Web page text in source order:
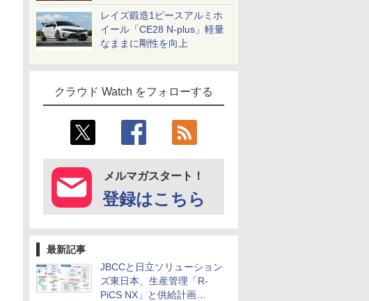
レイズ鍛造1ピースアルミホ
イール「CE28 N-plus」軽量
なままに剛性を向上
クラウド Watch をフォローする
メルマガスタート！
登録はこちら
最新記事
JBCCと日立ソリューション
ズ東日本、生産管理「R-
PiCS NX」と供給計画